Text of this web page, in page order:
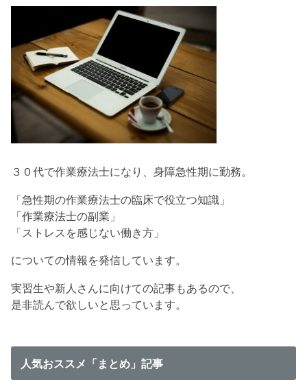
３０代で作業療法士になり、身障急性期に勤務。
「急性期の作業療法士の臨床で役立つ知識」
「作業療法士の副業」
「ストレスを感じない働き方」
についての情報を発信しています。
実習生や新人さんに向けての記事もあるので、
是非読んで欲しいと思っています。
人気おススメ「まとめ」記事